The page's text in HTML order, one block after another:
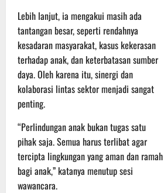
Lebih lanjut, ia mengakui masih ada
tantangan besar, seperti rendahnya
kesadaran masyarakat, kasus kekerasan
terhadap anak, dan keterbatasan sumber
daya. Oleh karena itu, sinergi dan
kolaborasi lintas sektor menjadi sangat
penting.
“Perlindungan anak bukan tugas satu
pihak saja. Semua harus terlibat agar
tercipta lingkungan yang aman dan ramah
bagi anak,” katanya menutup sesi
wawancara.